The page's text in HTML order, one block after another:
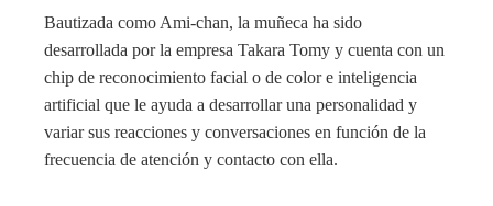
Bautizada como Ami-chan, la muñeca ha sido
desarrollada por la empresa Takara Tomy y cuenta con un
chip de reconocimiento facial o de color e inteligencia
artificial que le ayuda a desarrollar una personalidad y
variar sus reacciones y conversaciones en función de la
frecuencia de atención y contacto con ella.